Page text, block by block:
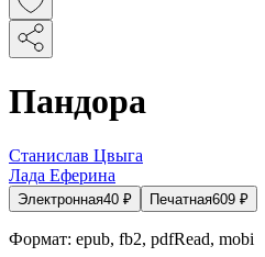
Пандора
Станислав Цвыга
Лада Еферина
Электронная40 ₽ Печатная609 ₽
Формат: epub, fb2, pdfRead, mobi